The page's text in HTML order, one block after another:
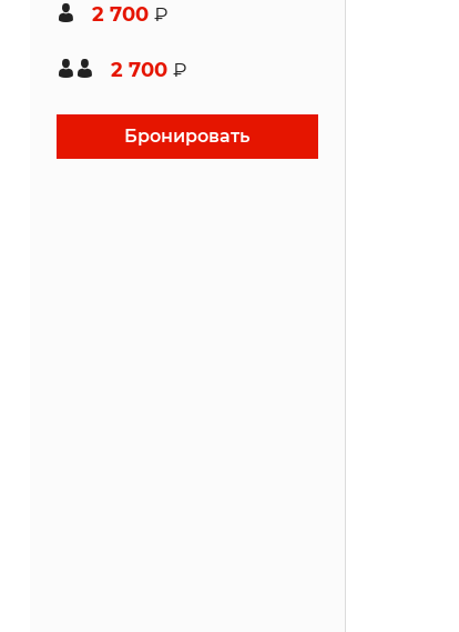
2 700 ₽
2 700 ₽
Бронировать